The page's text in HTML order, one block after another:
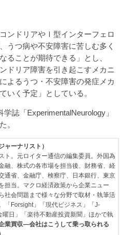
ンドリアやⅠ型インターフェロ
うつ病や不安障害に苦しむ多く
ることが期待できる」とし、
ドリア障害を引き起こすメカニ
よるうつ・不安障害の発症メカ
いく予定」としている。
誌「ExperimentalNeurology」
。
ャーナリスト）
ト。元ロイター通信の編集委員。外国為
融、株式の各市場を担当後、財務省、経
通省、金融庁、検察庁、日本銀行、東京
担当。マクロ経済政策から企業ニュー
社会問題まで様々な分野で取材・執筆活
「Forsight」「現代ビジネス」「J-
曜日」「楽待不動産投資新聞」ほかで執
企業買収―会社はこうして乗っ取られる